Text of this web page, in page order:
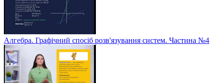
Алгебра. Графічний спосіб розв'язування систем. Частина №4